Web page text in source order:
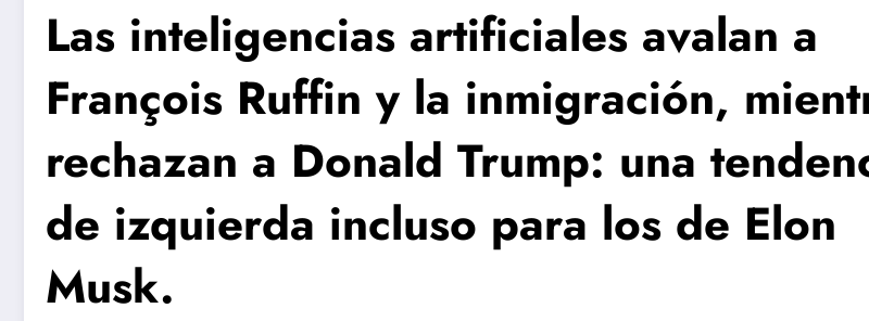
Las inteligencias artificiales avalan a
François Ruffin y la inmigración,
rechazan a Donald Trump: una
de izquierda incluso para los de Elon
Musk.